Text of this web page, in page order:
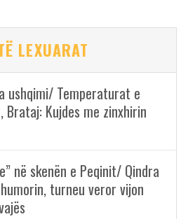
LEXUARAT
ushqimi/ Temperaturat e
Kujdes me zinxhirin
në skenën e Peqinit/ Qindra
turneu veror vijon